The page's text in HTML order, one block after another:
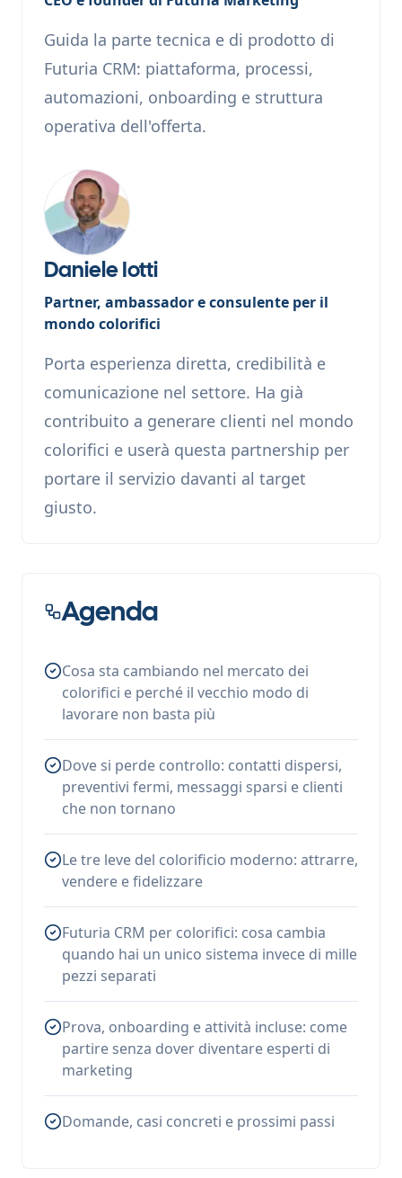
Guida la parte tecnica e di prodotto di
Futuria CRM: piattaforma, processi,
automazioni, onboarding e struttura
operativa dell'offerta.
Daniele Iotti
Partner, ambassador e consulente per il
mondo colorifici
Porta esperienza diretta, credibilità e
comunicazione nel settore. Ha già
contribuito a generare clienti nel mondo
colorifici e userà questa partnership per
portare il servizio davanti al target
giusto.
Agenda
Cosa sta cambiando nel mercato dei
colorifici e perché il vecchio modo di
lavorare non basta più
Dove si perde controllo: contatti dispersi,
preventivi fermi, messaggi sparsi e clienti
che non tornano
Le tre leve del colorificio moderno: attrarre,
vendere e fidelizzare
Futuria CRM per colorifici: cosa cambia
quando hai un unico sistema invece di mille
pezzi separati
Prova, onboarding e attività incluse: come
partire senza dover diventare esperti di
marketing
Domande, casi concreti e prossimi passi